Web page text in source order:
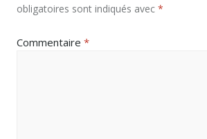
obligatoires sont indiqués avec *
Commentaire *